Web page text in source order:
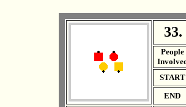
People
START
END